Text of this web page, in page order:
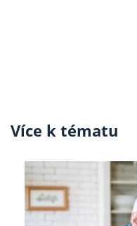
Více k tématu